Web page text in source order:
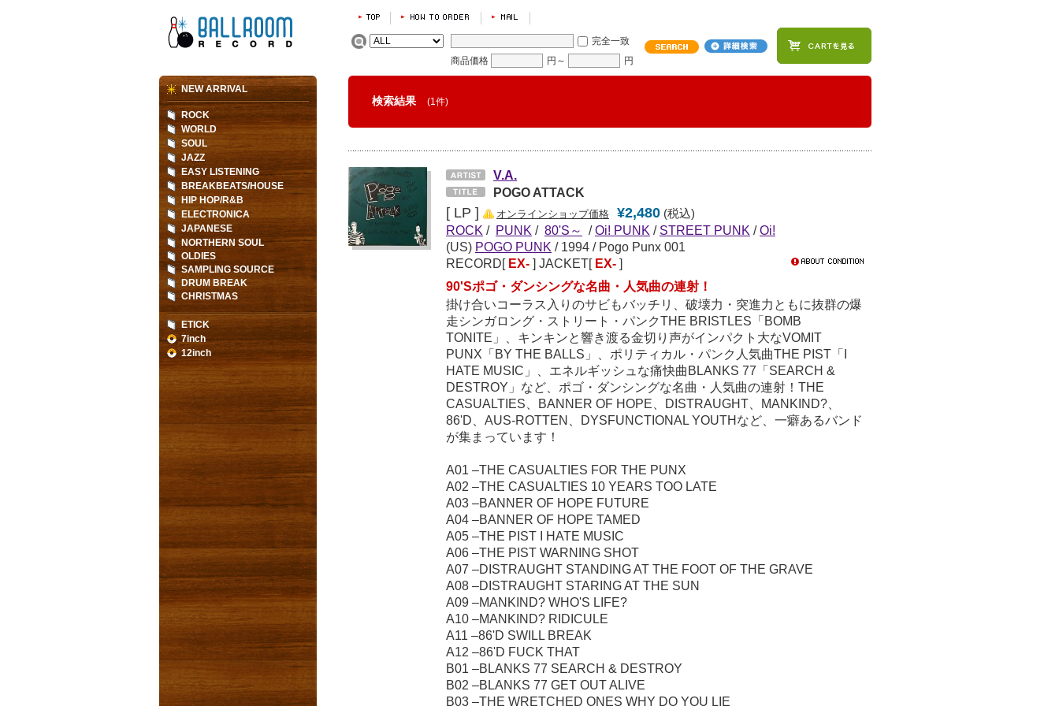
完全一致
商品価格
円～ 円
検索結果 (1件)
V.A.
POGO ATTACK
[ LP ] オンラインショップ価格 ¥2,480 (税込)
ROCK / PUNK / 80'S～ / Oi! PUNK / STREET PUNK / Oi!
(US) POGO PUNK /1994 / Pogo Punx 001
RECORD[ EX- ] JACKET[ EX- ]
90'Sポゴ・ダンシングな名曲・人気曲の連射！
掛け合いコーラス入りのサビもバッチリ、破壊力・突進力ともに抜群の爆
走シンガロング・ストリート・パンクTHE BRISTLES「BOMB
TONITE」、キンキンと響き渡る金切り声がインパクト大なVOMIT
PUNX「BY THE BALLS」、ポリティカル・パンク人気曲THE PIST「I
HATE MUSIC」、エネルギッシュな痛快曲BLANKS 77「SEARCH &
DESTROY」など、ポゴ・ダンシングな名曲・人気曲の連射！THE
CASUALTIES、BANNER OF HOPE、DISTRAUGHT、MANKIND?、
86'D、AUS-ROTTEN、DYSFUNCTIONAL YOUTHなど、一癖あるバンド
が集まっています！
A01 –THE CASUALTIES FOR THE PUNX
A02 –THE CASUALTIES 10 YEARS TOO LATE
A03 –BANNER OF HOPE FUTURE
A04 –BANNER OF HOPE TAMED
A05 –THE PIST I HATE MUSIC
A06 –THE PIST WARNING SHOT
A07 –DISTRAUGHT STANDING AT THE FOOT OF THE GRAVE
A08 –DISTRAUGHT STARING AT THE SUN
A09 –MANKIND? WHO'S LIFE?
A10 –MANKIND? RIDICULE
A11 –86'D SWILL BREAK
A12 –86'D FUCK THAT
B01 –BLANKS 77 SEARCH & DESTROY
B02 –BLANKS 77 GET OUT ALIVE
B03 –THE WRETCHED ONES WHY DO YOU LIE
NEW ARRIVAL
ROCK
WORLD
SOUL
JAZZ
EASY LISTENING
BREAKBEATS/HOUSE
HIP HOP/R&B
ELECTRONICA
JAPANESE
NORTHERN SOUL
OLDIES
SAMPLING SOURCE
DRUM BREAK
CHRISTMAS
ETICK
7inch
12inch